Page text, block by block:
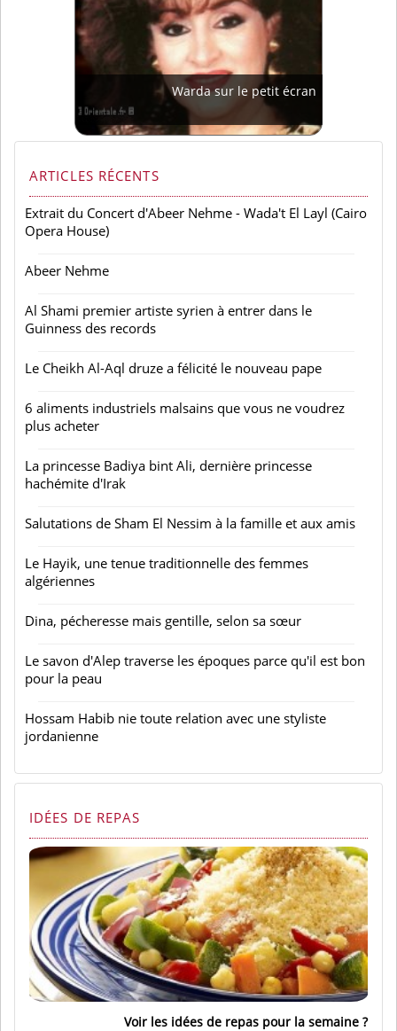
Warda sur le petit écran
ARTICLES RÉCENTS
Extrait du Concert d'Abeer Nehme - Wada't El Layl (Cairo
Opera House)
Abeer Nehme
Al Shami premier artiste syrien à entrer dans le
Guinness des records
Le Cheikh Al-Aql druze a félicité le nouveau pape
6 aliments industriels malsains que vous ne voudrez
plus acheter
La princesse Badiya bint Ali, dernière princesse
hachémite d'Irak
Salutations de Sham El Nessim à la famille et aux amis
Le Hayik, une tenue traditionnelle des femmes
algériennes
Dina, pécheresse mais gentille, selon sa sœur
Le savon d'Alep traverse les époques parce qu'il est bon
pour la peau
Hossam Habib nie toute relation avec une styliste
jordanienne
IDÉES DE REPAS
Voir les idées de repas pour la semaine